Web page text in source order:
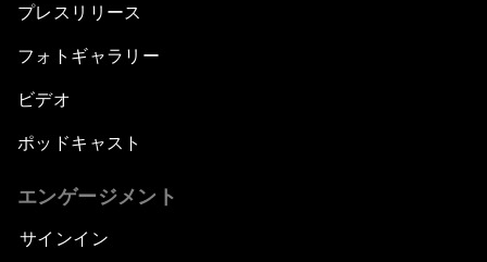
プレスリリース
フォトギャラリー
ビデオ
ポッドキャスト
エンゲージメント
サインイン